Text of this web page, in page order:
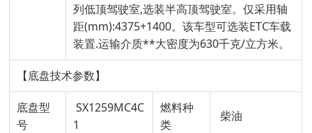
列低顶驾驶室,选装半高顶驾驶室。仅采用轴
距(mm):4375+1400。该车型可选装ETC车载
装置.运输介质**大密度为630千克/立方米。
【底盘技术参数】
底盘型
号
SX1259MC4C
1
燃料种
类
柴油